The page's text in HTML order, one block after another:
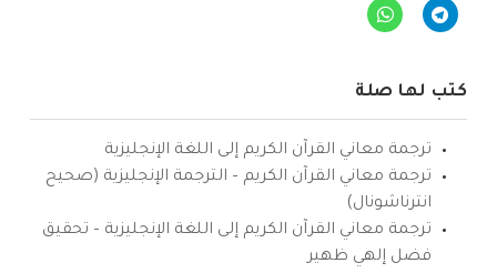
كتب لها صلة
ترجمة معاني القرآن الكريم إلى اللغة الإنجليزية
ترجمة معاني القرآن الكريم – الترجمة الإنجليزية (صحيح
انترناشونال)
ترجمة معاني القرآن الكريم إلى اللغة الإنجليزية – تحقيق
فضل إلهي ظهير